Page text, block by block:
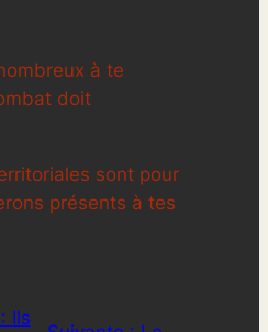
à te
doit
sont pour
présents à tes
Ils